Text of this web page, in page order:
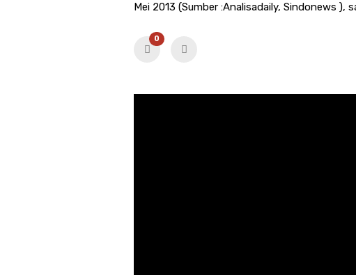
Mei 2013 (Sumber :Analisadaily, Sindonews ),
0